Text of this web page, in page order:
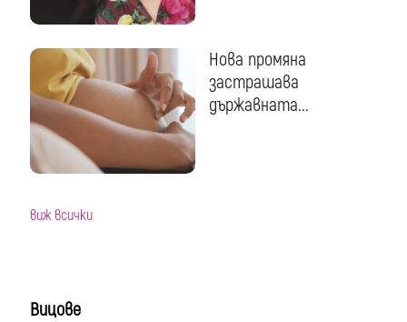
Нова промяна
застрашава
държавната...
виж всички
Вицове